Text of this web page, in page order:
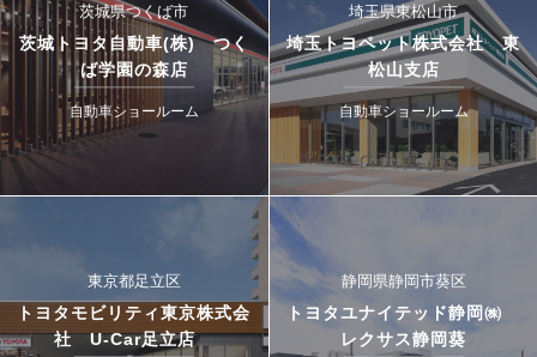
茨城県つくば市
茨城トヨタ自動車(株) つく
ば学園の森店
自動車ショールーム
埼玉県東松山市
埼玉トヨペット株式会社 東
松山支店
自動車ショールーム
東京都足立区
トヨタモビリティ東京株式会
社 U-Car足立店
静岡県静岡市葵区
トヨタユナイテッド静岡㈱
レクサス静岡葵